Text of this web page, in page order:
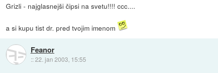
Grizli - najglasnejši čipsi na svetu!!!! ccc....
a si kupu tist dr. pred tvojim imenom
Feanor
::22. jan 2003, 15:55